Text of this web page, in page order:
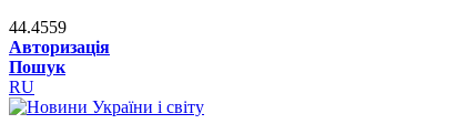
44.4559
Авторизація
Пошук
RU